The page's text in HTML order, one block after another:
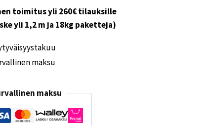
toimitus yli 260€ tilauksille
yli 1,2 m ja 18kg paketteja)
maksu
maksu